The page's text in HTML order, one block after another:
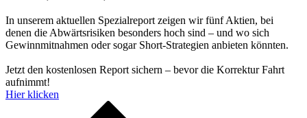
In unserem aktuellen Spezialreport zeigen wir fünf Aktien, bei
denen die Abwärtsrisiken besonders hoch sind – und wo sich
Gewinnmitnahmen oder sogar Short-Strategien anbieten könnten.
Jetzt den kostenlosen Report sichern – bevor die Korrektur Fahrt
aufnimmt!
Hier klicken